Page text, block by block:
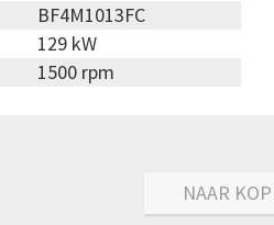
BF4M1013FC
129 kW
1500 rpm
NAAR